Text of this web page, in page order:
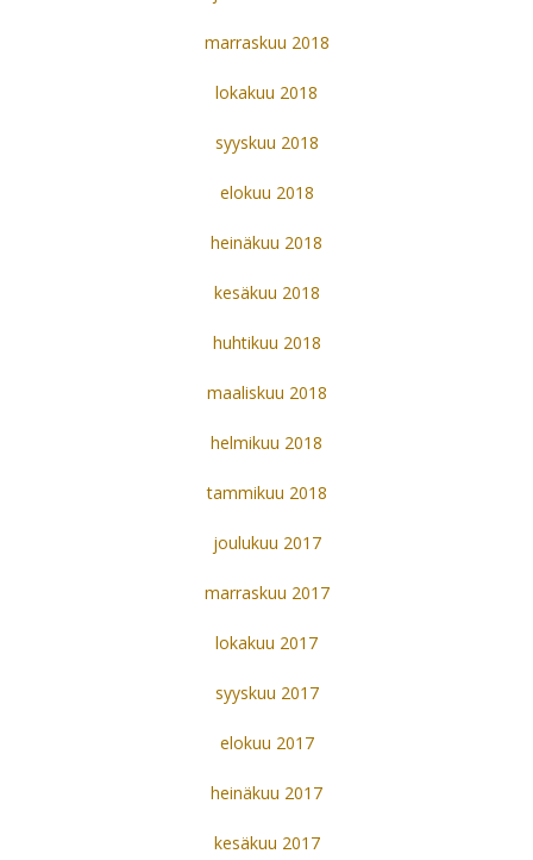
marraskuu 2018
lokakuu 2018
syyskuu 2018
elokuu 2018
heinäkuu 2018
kesäkuu 2018
huhtikuu 2018
maaliskuu 2018
helmikuu 2018
tammikuu 2018
joulukuu 2017
marraskuu 2017
lokakuu 2017
syyskuu 2017
elokuu 2017
heinäkuu 2017
kesäkuu 2017